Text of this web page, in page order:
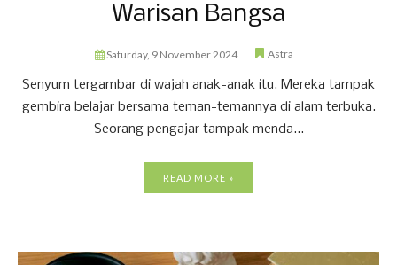
Warisan Bangsa
Saturday, 9 November 2024 Astra
Senyum tergambar di wajah anak-anak itu. Mereka tampak
gembira belajar bersama teman-temannya di alam terbuka.
Seorang pengajar tampak menda...
READ MORE »